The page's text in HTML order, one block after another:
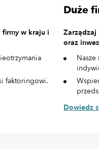
w kraju i
faktoringowi.
Duże
oraz
Dowiedz